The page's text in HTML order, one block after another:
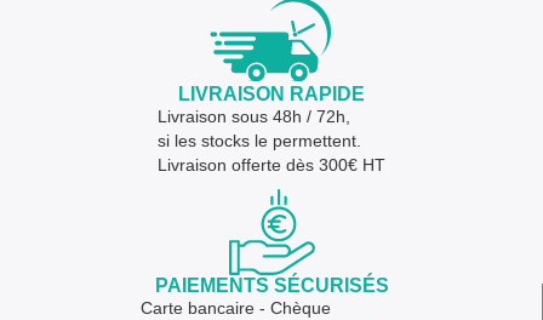
LIVRAISON RAPIDE
Livraison sous 48h / 72h,
si les stocks le permettent.
Livraison offerte dès 300€ HT
PAIEMENTS SÉCURISÉS
Carte bancaire - Chèque